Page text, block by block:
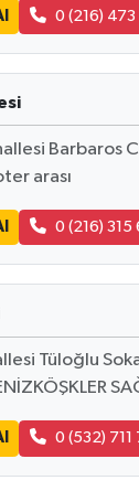
0 (216) 473
Barbaros
arası
0 (216)
Tüloğlu
0 (532) 711